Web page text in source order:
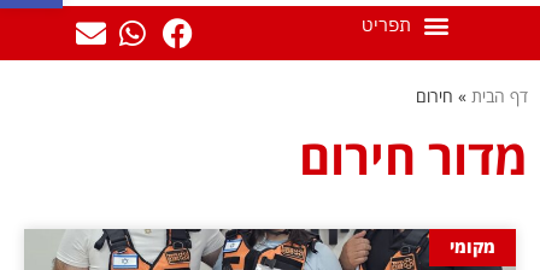
דף הבית » חירום
מדור חירום
מקומי